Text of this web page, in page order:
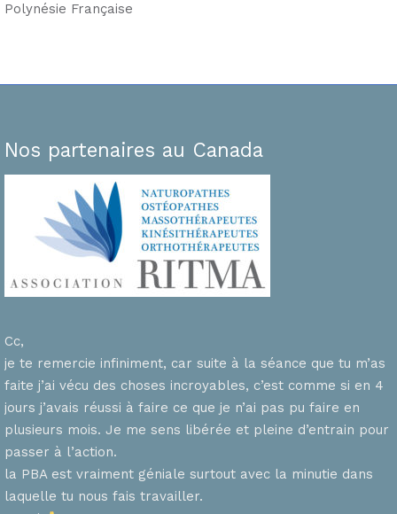
Polynésie Française
Nos partenaires au Canada
Cc,
je te remercie infiniment, car suite à la séance que tu m’as
faite j’ai vécu des choses incroyables, c’est comme si en 4
jours j’avais réussi à faire ce que je n’ai pas pu faire en
plusieurs mois. Je me sens libérée et pleine d’entrain pour
passer à l’action.
la PBA est vraiment géniale surtout avec la minutie dans
laquelle tu nous fais travailler.